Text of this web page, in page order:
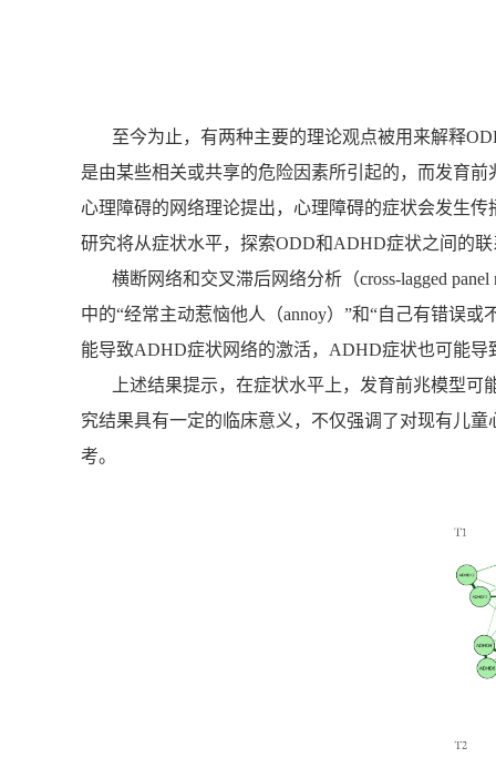
至今为止，有两种主要的理论观点被用来解释
是由某些相关或共享的危险因素所引起的，而发育前
心理障碍的网络理论提出，心理障碍的症状会发生
研究将从症状水平，探索ODD和ADHD症状之间的联
横断网络和交叉滞后网络分析（cross-lagged
中的“经常主动惹恼他人（annoy）”和“自己有错误或
能导致ADHD症状网络的激活，ADHD症状也可能导
上述结果提示，在症状水平上，发育前兆模型
究结果具有一定的临床意义，不仅强调了对现有儿
考。